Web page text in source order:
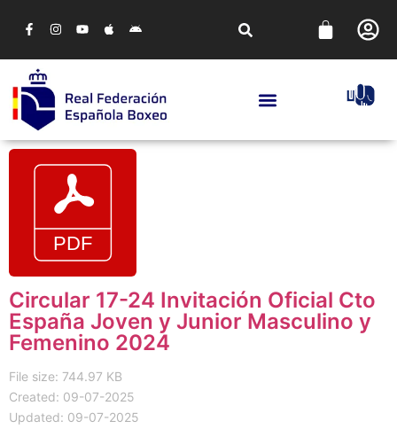
Circular 17-24 Invitación Oficial Cto
España Joven y Junior Masculino y
Femenino 2024
File size: 744.97 KB
Created: 09-07-2025
Updated: 09-07-2025